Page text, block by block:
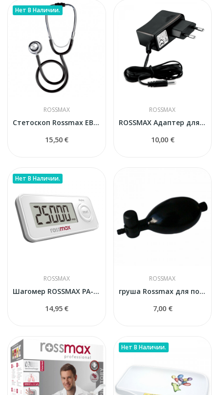
Нет В Наличии.
ROSSMAX
Стетоскоп Rossmax EB200
15,50 €
ROSSMAX
ROSSMAX Адаптер для тонометров
10,00 €
Нет В Наличии.
ROSSMAX
Шагомер ROSSMAX PA-S20
14,95 €
ROSSMAX
груша Rossmax для полуавтоматического тонометра
7,00 €
Нет В Наличии.